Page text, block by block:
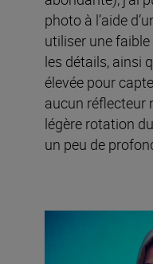
photo à l’aide
utiliser une
les détails, ainsi
élevée pour
aucun réflecteur
légère rotation
un peu de